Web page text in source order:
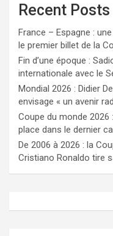
Recent Posts
France – Espagne :
le premier billet de la
Fin d’une époque :
internationale avec le
Mondial 2026 : Didier
envisage « un avenir
Coupe du monde
place dans le dernier
De 2006 à 2026 : la
Cristiano Ronaldo tire